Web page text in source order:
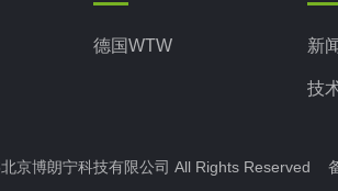
德国WTW 新
技
京博朗宁科技有限公司 All Rights Reserved